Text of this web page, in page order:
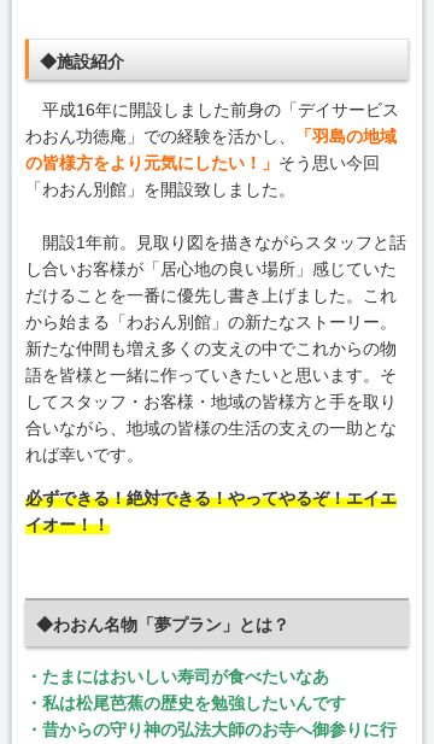
◆施設紹介
平成16年に開設しました前身の「デイサービス
わおん功徳庵」での経験を活かし、
「羽島の地域
の皆様方をより元気にしたい！」 そう思い今回
「わおん別館」を開設致しました。
開設1年前。見取り図を描きながらスタッフと話
し合いお客様が「居心地の良い場所」感じていた
だけることを一番に優先し書き上げました。これ
から始まる「わおん別館」の新たなストーリー。
新たな仲間も増え多くの支えの中でこれからの物
語を皆様と一緒に作っていきたいと思います。そ
してスタッフ・お客様・地域の皆様方と手を取り
合いながら、地域の皆様の生活の支えの一助とな
れば幸いです。
必ずできる！絶対できる！やってやるぞ！エイエ
イオー！！
◆わおん名物「夢プラン」とは？
・たまにはおいしい寿司が食べたいなあ
・私は松尾芭蕉の歴史を勉強したいんです
・昔からの守り神の弘法大師のお寺へ御参りに行